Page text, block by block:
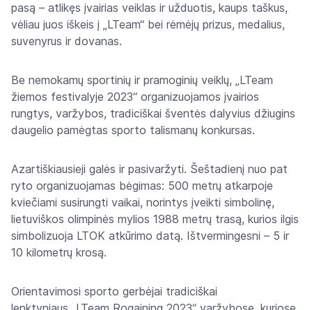
pasą – atlikęs įvairias veiklas ir užduotis, kaups taškus,
vėliau juos iškeis į „LTeam“ bei rėmėjų prizus, medalius,
suvenyrus ir dovanas.
Be nemokamų sportinių ir pramoginių veiklų, „LTeam
žiemos festivalyje 2023“ organizuojamos įvairios
rungtys, varžybos, tradiciškai šventės dalyvius džiugins
daugelio pamėgtas sporto talismanų konkursas.
Azartiškiausieji galės ir pasivaržyti. Šeštadienį nuo pat
ryto organizuojamas bėgimas: 500 metrų atkarpoje
kviečiami susirungti vaikai, norintys įveikti simbolinę,
lietuviškos olimpinės mylios 1988 metrų trasą, kurios ilgis
simbolizuoja LTOK atkūrimo datą. Ištvermingesni – 5 ir
10 kilometrų krosą.
Orientavimosi sporto gerbėjai tradiciškai